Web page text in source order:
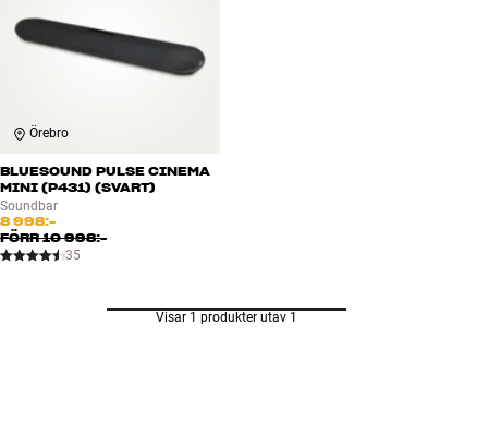
ERBJUDANDEN
Logga in
Bygg med ljud
Företag
Örebro
BLUESOUND PULSE CINEMA
MINI (P431) (SVART)
Soundbar
8 998:-
FÖRR10 998:-
35
Visar 1 produkter utav 1